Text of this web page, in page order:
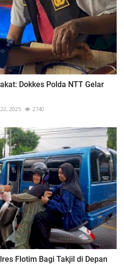
Dokkes Polda NTT Gelar
2025 2740
Flotim Bagi Takjil di Depan